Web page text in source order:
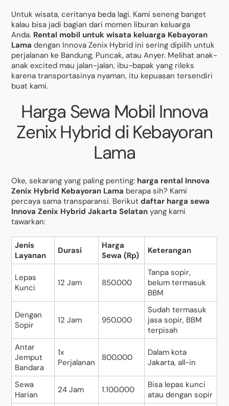
Untuk wisata, ceritanya beda lagi. Kami seneng banget
kalau bisa jadi bagian dari momen liburan keluarga
Anda. Rental mobil untuk wisata keluarga Kebayoran
Lama dengan Innova Zenix Hybrid ini sering dipilih untuk
perjalanan ke Bandung, Puncak, atau Anyer. Melihat anak-
anak excited mau jalan-jalan, ibu-bapak yang rileks
karena transportasinya nyaman, itu kepuasan tersendiri
buat kami.
Harga Sewa Mobil Innova
Zenix Hybrid di Kebayoran
Lama
Oke, sekarang yang paling penting: harga rental Innova
Zenix Hybrid Kebayoran Lama berapa sih? Kami
percaya sama transparansi. Berikutdaftar harga sewa
Innova Zenix Hybrid Jakarta Selatan yang kami
tawarkan:
Jenis
Layanan
Durasi
Harga
Sewa (Rp)
Keterangan
Lepas
Kunci
12 Jam 850.000
Tanpa sopir,
belum termasuk
BBM
Dengan
Sopir
12 Jam 950.000
Sudah termasuk
jasa sopir, BBM
terpisah
Antar
Jemput
Bandara
1x
Perjalanan
800.000
Dalam kota
Jakarta, all-in
Sewa
Harian
24 Jam 1.100.000
Bisa lepas kunci
atau dengan sopir